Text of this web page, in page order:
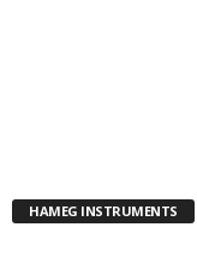
HAMEG INSTRUMENTS